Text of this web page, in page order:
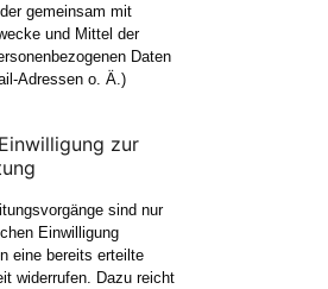
gemeinsam mit
und Mittel der
Daten
Adressen o. Ä.)
zur
sind nur
Einwilligung
eine bereits erteilte
widerrufen. Dazu reicht